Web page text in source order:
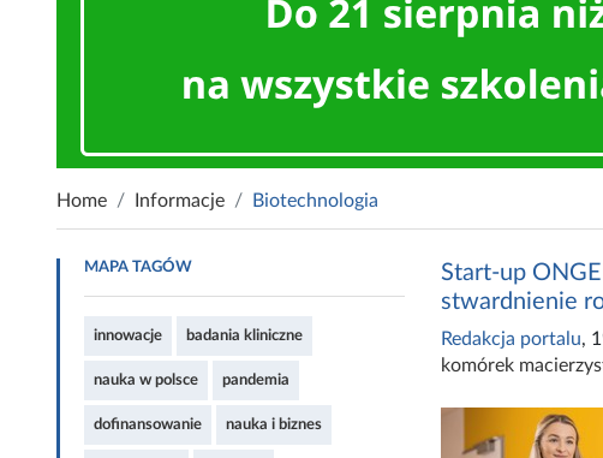
Home Informacje Biotechnologia
MAPA TAGÓW
innowacje badania kliniczne
nauka w polsce pandemia
dofinansowanie nauka i biznes
Start-up
stwardnienie
Redakcja portalu,
komórek